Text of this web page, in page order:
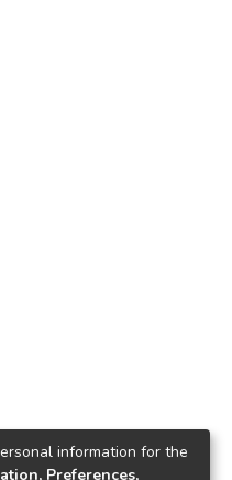
information for the
Preferences,